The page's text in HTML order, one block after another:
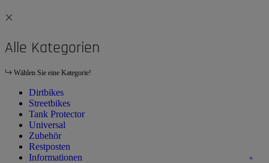
Alle Kategorien
Wählen Sie eine Kategorie!
Dirtbikes
Streetbikes
Tank Protector
Universal
Zubehör
Restposten
Informationen